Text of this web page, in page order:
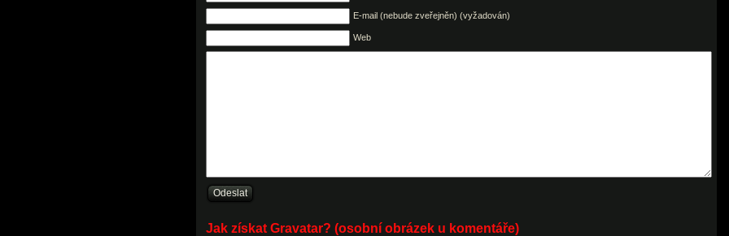
E-mail (nebude zveřejněn) (vyžadován)
Web
Jak získat Gravatar? (osobní obrázek u komentáře)